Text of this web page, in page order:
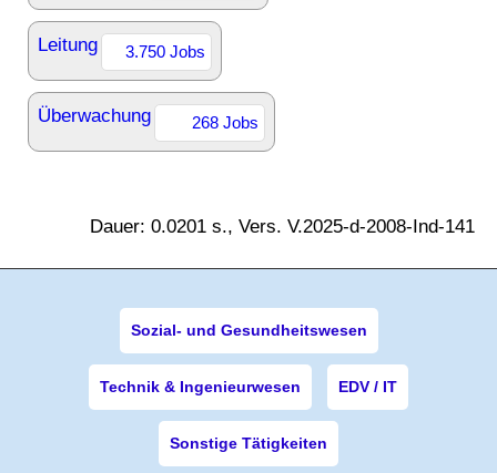
Leitung 3.750 Jobs
Überwachung 268 Jobs
Dauer: 0.0201 s., Vers. V.2025-d-2008-Ind-141
Sozial- und Gesundheitswesen
Technik & Ingenieurwesen EDV / IT
Sonstige Tätigkeiten